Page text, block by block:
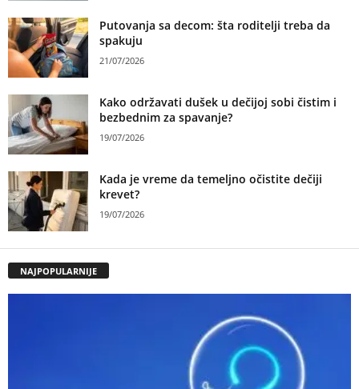
Putovanja sa decom: šta roditelji treba da
spakuju
21/07/2026
Kako održavati dušek u dečijoj sobi čistim i
bezbednim za spavanje?
19/07/2026
Kada je vreme da temeljno očistite dečiji
krevet?
19/07/2026
NAJPOPULARNIJE